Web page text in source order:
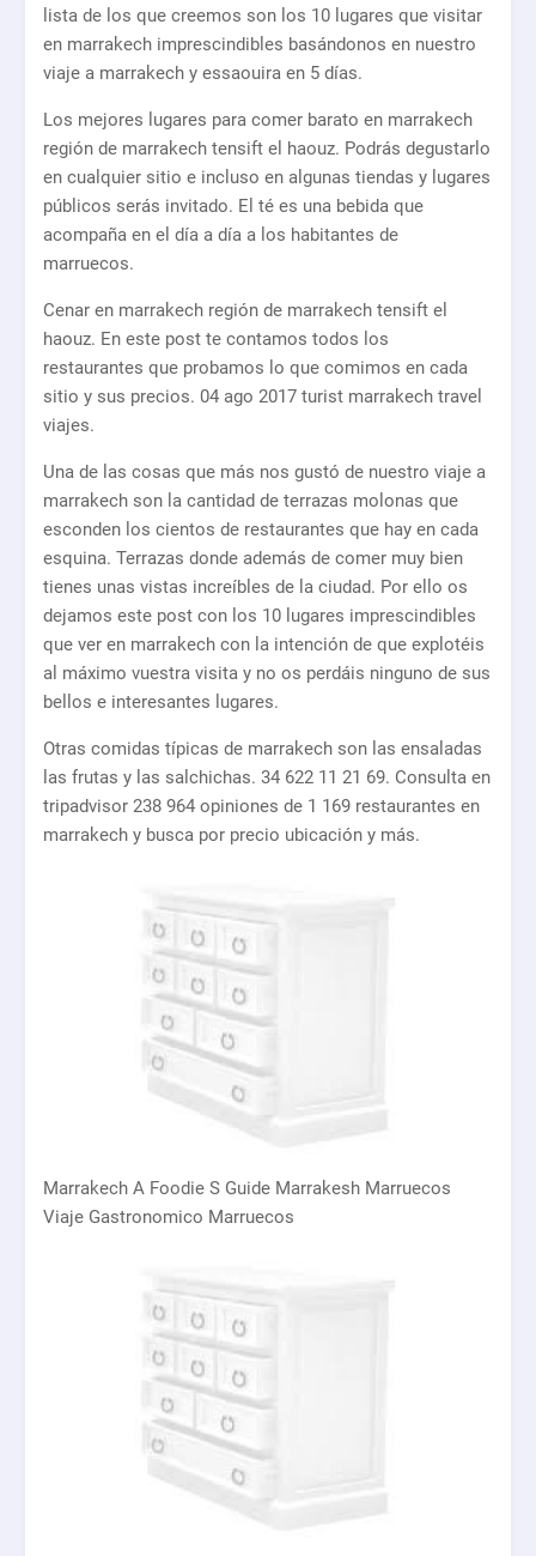
lista de los que creemos son los 10 lugares que visitar
en marrakech imprescindibles basándonos en nuestro
viaje a marrakech y essaouira en 5 días.
Los mejores lugares para comer barato en marrakech
región de marrakech tensift el haouz. Podrás degustarlo
en cualquier sitio e incluso en algunas tiendas y lugares
públicos serás invitado. El té es una bebida que
acompaña en el día a día a los habitantes de
marruecos.
Cenar en marrakech región de marrakech tensift el
haouz. En este post te contamos todos los
restaurantes que probamos lo que comimos en cada
sitio y sus precios. 04 ago 2017 turist marrakech travel
viajes.
Una de las cosas que más nos gustó de nuestro viaje a
marrakech son la cantidad de terrazas molonas que
esconden los cientos de restaurantes que hay en cada
esquina. Terrazas donde además de comer muy bien
tienes unas vistas increíbles de la ciudad. Por ello os
dejamos este post con los 10 lugares imprescindibles
que ver en marrakech con la intención de que explotéis
al máximo vuestra visita y no os perdáis ninguno de sus
bellos e interesantes lugares.
Otras comidas típicas de marrakech son las ensaladas
las frutas y las salchichas. 34 622 11 21 69. Consulta en
tripadvisor 238 964 opiniones de 1 169 restaurantes en
marrakech y busca por precio ubicación y más.
Marrakech A Foodie S Guide Marrakesh Marruecos
Viaje Gastronomico Marruecos